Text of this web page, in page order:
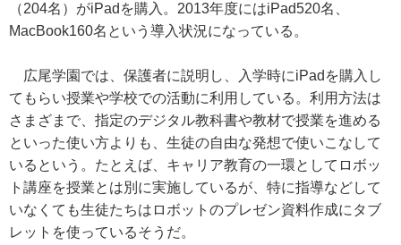
（204名）がiPadを購入。2013年度にはiPad520名、
MacBook160名という導入状況になっている。
広尾学園では、保護者に説明し、入学時にiPadを購入し
てもらい授業や学校での活動に利用している。利用方法は
さまざまで、指定のデジタル教科書や教材で授業を進める
といった使い方よりも、生徒の自由な発想で使いこなして
いるという。たとえば、キャリア教育の一環としてロボッ
ト講座を授業とは別に実施しているが、特に指導などして
いなくても生徒たちはロボットのプレゼン資料作成にタブ
レットを使っているそうだ。